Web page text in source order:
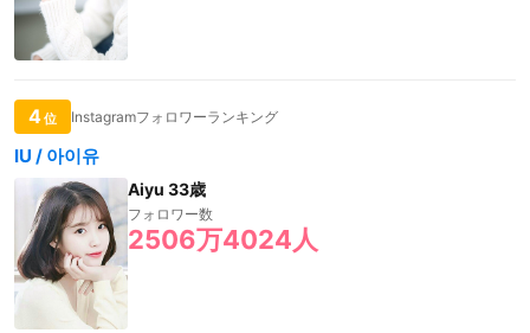
4位 Instagramフォロワーランキング
IU / 아이유
Aiyu 33歳
フォロワー数
2506万4024人